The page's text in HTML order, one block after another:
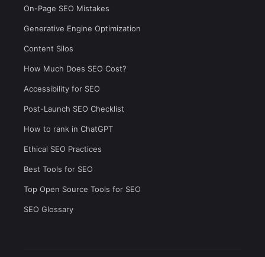
On-Page SEO Mistakes
Generative Engine Optimization
Content Silos
How Much Does SEO Cost?
Accessibility for SEO
Post-Launch SEO Checklist
How to rank in ChatGPT
Ethical SEO Practices
Best Tools for SEO
Top Open Source Tools for SEO
SEO Glossary